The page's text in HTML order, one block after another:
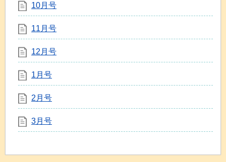
10月号
11月号
12月号
1月号
2月号
3月号